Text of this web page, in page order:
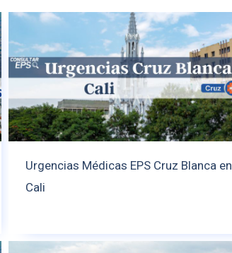
Urgencias Médicas EPS Cruz Blanca en
Cali